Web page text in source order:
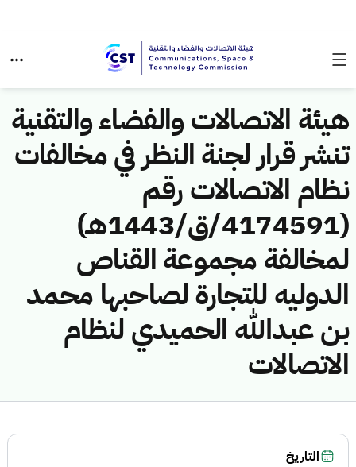
هيئة الاتصالات والفضاء والتقنية
تنشر قرار لجنة النظر في مخالفات
نظام الاتصالات رقم
(4174591/ق/1443هـ)
لمخالفة مجموعة القناص
الدوليه للتجارة لصاحبها محمد
بن عبدالله الحميدي لنظام
الاتصالات
التاريخ